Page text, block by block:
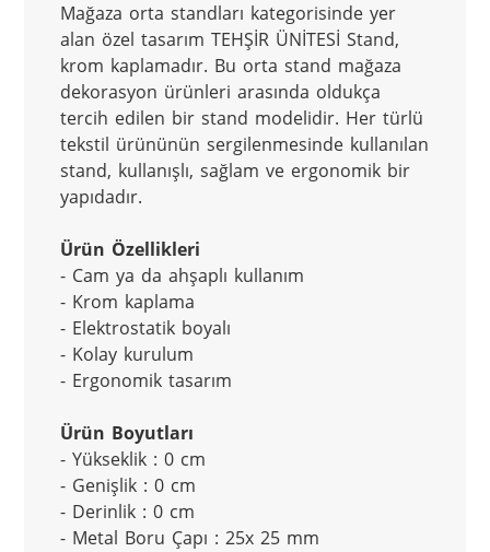
Mağaza orta standları kategorisinde yer
alan özel tasarım TEHŞİR ÜNİTESİ Stand,
krom kaplamadır. Bu orta stand mağaza
dekorasyon ürünleri arasında oldukça
tercih edilen bir stand modelidir. Her türlü
tekstil ürününün sergilenmesinde kullanılan
stand, kullanışlı, sağlam ve ergonomik bir
yapıdadır.
Ürün Özellikleri
- Cam ya da ahşaplı kullanım
- Krom kaplama
- Elektrostatik boyalı
- Kolay kurulum
- Ergonomik tasarım
Ürün Boyutları
- Yükseklik : 0 cm
- Genişlik : 0 cm
- Derinlik : 0 cm
- Metal Boru Çapı : 25x 25 mm